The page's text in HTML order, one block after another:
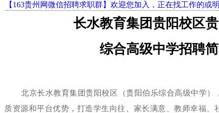
【163贵州网微信招聘求职群】欢迎您加入，正在找工作的
长水教育集团贵阳校区
综合高级中学招聘
北京长水教育集团贵阳校区（贵阳伯乐综合高级中学）
质资源和平台优势，打造学生向往、家长满意、教师幸福、